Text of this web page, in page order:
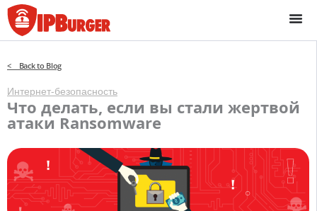
Перейти
содержанию
< Back to Blog
Интернет-безопасность
Что делать, если вы стали жертвой
атаки Ransomware